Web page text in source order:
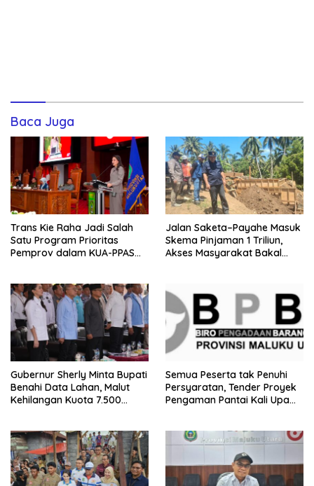
Baca Juga
Trans Kie Raha Jadi Salah
Satu Program Prioritas
Pemprov dalam KUA-PPAS
Jalan Saketa–Payahe Masuk
Skema Pinjaman 1 Triliun,
Akses Masyarakat Bakal
Gubernur Sherly Minta Bupati
Benahi Data Lahan, Malut
Kehilangan Kuota 7.500
Semua Peserta tak Penuhi
Persyaratan, Tender Proyek
Pengaman Pantai Kali Upa